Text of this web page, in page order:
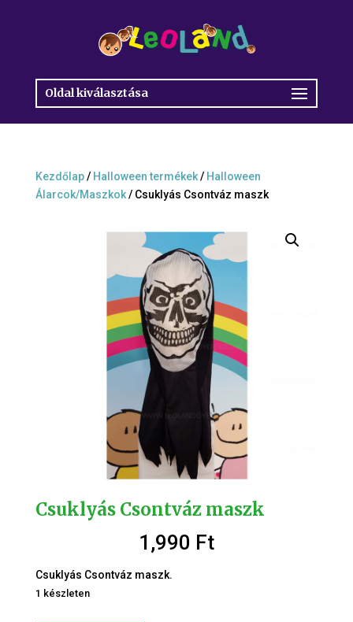
Oldal kiválasztása
Kezdőlap/ Halloween termékek/ Halloween
Álarcok/Maszkok/ Csuklyás Csontváz maszk
Csuklyás Csontváz maszk
1,990 Ft
Csuklyás Csontváz maszk.
1 készleten